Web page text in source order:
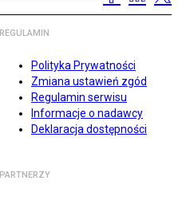
REGULAMIN
Polityka Prywatności
Zmiana ustawień zgód
Regulamin serwisu
Informacje o nadawcy
Deklaracja dostępności
PARTNERZY